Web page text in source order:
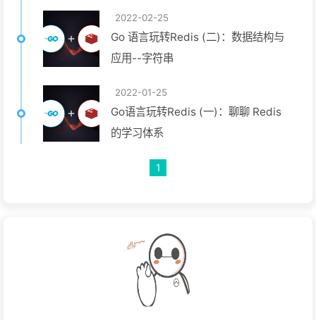
2022-02-25
Go 语言玩转Redis (二)：数据结构与
应用--字符串
2022-01-25
Go语言玩转Redis (一)：聊聊 Redis
的学习体系
1